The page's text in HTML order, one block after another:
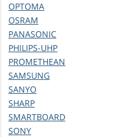
OPTOMA
OSRAM
PANASONIC
PHILIPS-UHP
PROMETHEAN
SAMSUNG
SANYO
SHARP
SMARTBOARD
SONY